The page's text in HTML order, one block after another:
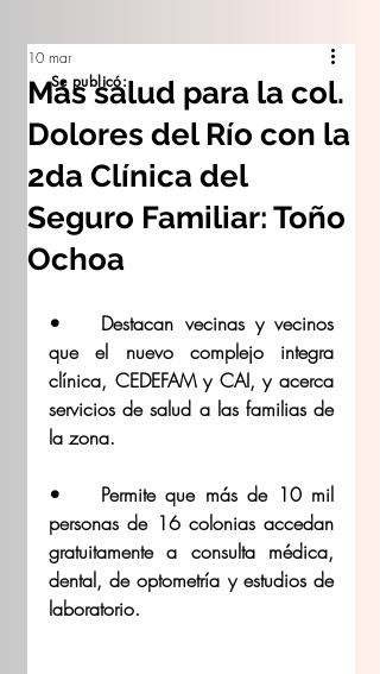
Más salud para la col.
Dolores del Río con la
2da Clínica del
Seguro Familiar: Toño
Ochoa
10 mar
•	Destacan vecinas y vecinos
que el nuevo complejo integra
clínica, CEDEFAM y CAI, y acerca
servicios de salud a las familias de
la zona.
•	⁠Permite que más de 10 mil
personas de 16 colonias accedan
gratuitamente a consulta médica,
dental, de optometría y estudios de
laboratorio.
Se publicó: